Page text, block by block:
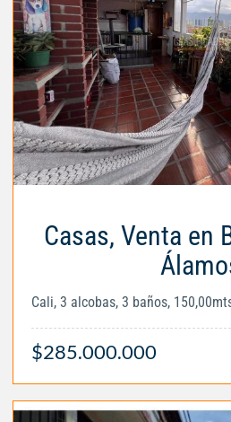
Casas, Venta en
Cali, 3 alcobas, 3 baños,
$285.000.000